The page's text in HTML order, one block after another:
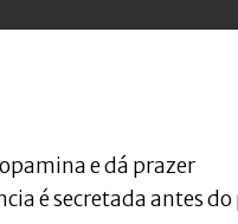
e dá prazer
é secretada antes